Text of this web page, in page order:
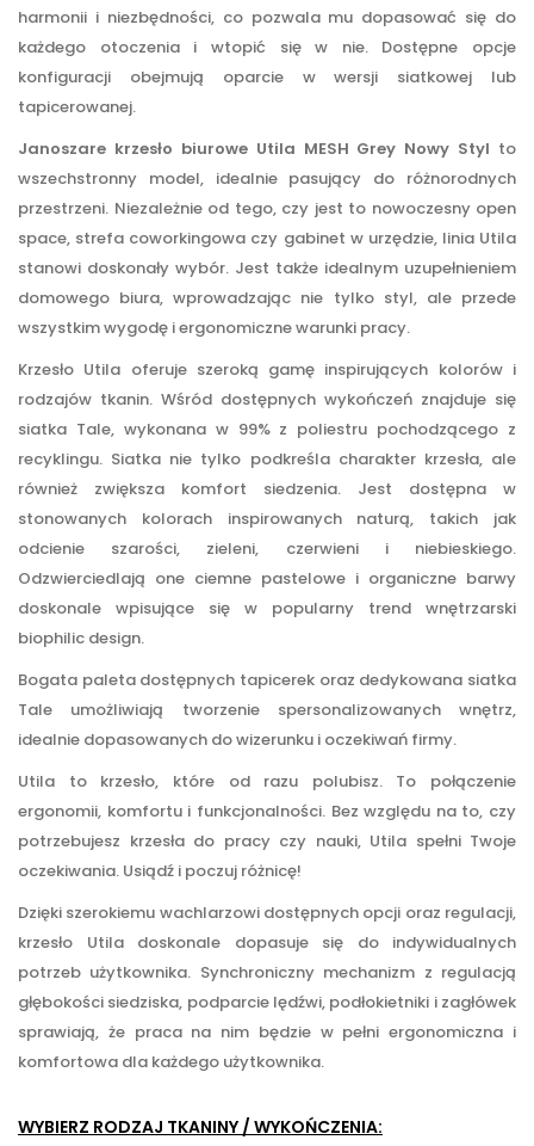
harmonii i niezbędności, co pozwala mu dopasować się do
każdego otoczenia i wtopić się w nie. Dostępne opcje
konfiguracji obejmują oparcie w wersji siatkowej lub
tapicerowanej.
Janoszare krzesło biurowe Utila MESH Grey Nowy Styl to
wszechstronny model, idealnie pasujący do różnorodnych
przestrzeni. Niezależnie od tego, czy jest to nowoczesny open
space, strefa coworkingowa czy gabinet w urzędzie, linia Utila
stanowi doskonały wybór. Jest także idealnym uzupełnieniem
domowego biura, wprowadzając nie tylko styl, ale przede
wszystkim wygodę i ergonomiczne warunki pracy.
Krzesło Utila oferuje szeroką gamę inspirujących kolorów i
rodzajów tkanin. Wśród dostępnych wykończeń znajduje się
siatka Tale, wykonana w 99% z poliestru pochodzącego z
recyklingu. Siatka nie tylko podkreśla charakter krzesła, ale
również zwiększa komfort siedzenia. Jest dostępna w
stonowanych kolorach inspirowanych naturą, takich jak
odcienie szarości, zieleni, czerwieni i niebieskiego.
Odzwierciedlają one ciemne pastelowe i organiczne barwy
doskonale wpisujące się w popularny trend wnętrzarski
biophilic design.
Bogata paleta dostępnych tapicerek oraz dedykowana siatka
Tale umożliwiają tworzenie spersonalizowanych wnętrz,
idealnie dopasowanych do wizerunku i oczekiwań firmy.
Utila to krzesło, które od razu polubisz. To połączenie
ergonomii, komfortu i funkcjonalności. Bez względu na to, czy
potrzebujesz krzesła do pracy czy nauki, Utila spełni Twoje
oczekiwania. Usiądź i poczuj różnicę!
Dzięki szerokiemu wachlarzowi dostępnych opcji oraz regulacji,
krzesło Utila doskonale dopasuje się do indywidualnych
potrzeb użytkownika. Synchroniczny mechanizm z regulacją
głębokości siedziska, podparcie lędźwi, podłokietniki i zagłówek
sprawiają, że praca na nim będzie w pełni ergonomiczna i
komfortowa dla każdego użytkownika.
WYBIERZ RODZAJ TKANINY / WYKOŃCZENIA: